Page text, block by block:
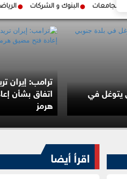
والجامعات البنوك و الشركات
يتوغل في
ترامب: إيران
اتفاق بشأن
هرمز
اقرأ أيضا